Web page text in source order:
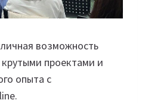
возможность
проектами и
опыта с